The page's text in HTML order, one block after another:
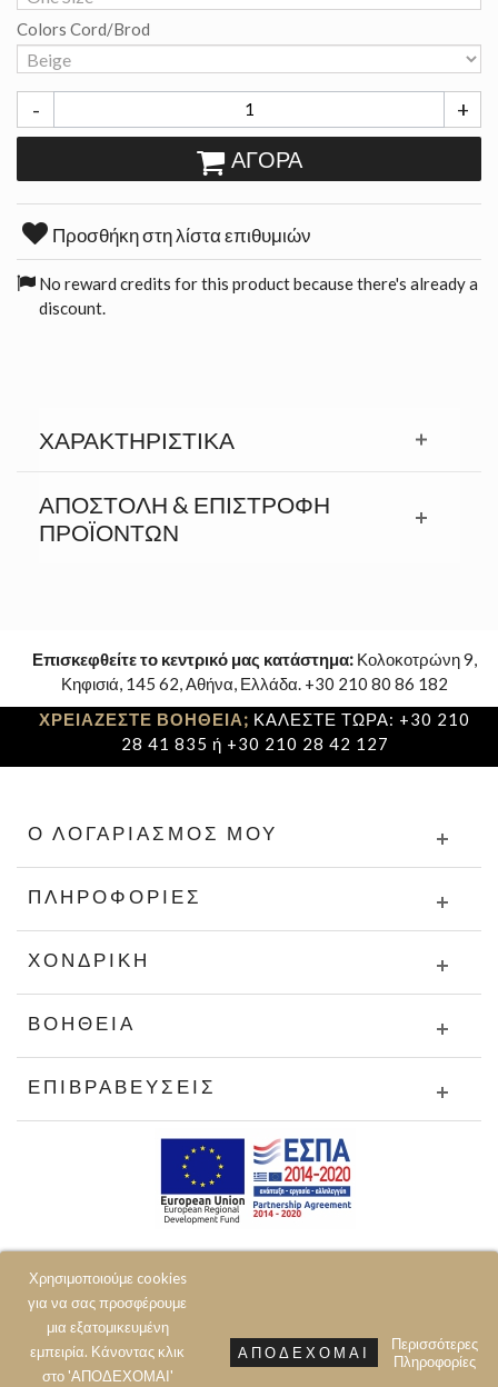
Χρησιμοποιούμε cookies
για να σας προσφέρουμε
μια εξατομικευμένη
εμπειρία. Κάνοντας κλικ
στο 'ΑΠΟΔΕΧΟΜΑΙ'
ΑΠΟΔΈΧΟΜΑΙ
Περισσότερες
Πληροφορίες
Colors Cord/Brod
- +
ΑΓΟΡΆ
Προσθήκη στη λίστα επιθυμιών
No reward credits for this product because there's already a
discount.
ΧΑΡΑΚΤΗΡΙΣΤΙΚΆ
ΑΠΟΣΤΟΛΉ & ΕΠΙΣΤΡΟΦΉ
ΠΡΟΪΟΝΤΩΝ
Επισκεφθείτε το κεντρικό μας κατάστημα: Κολοκοτρώνη 9,
Κηφισιά, 145 62, Αθήνα, Ελλάδα. +30 210 80 86 182
ΧΡΕΙΑΖΕΣΤΕ ΒΟΗΘΕΙΑ; ΚΑΛΕΣΤΕ ΤΩΡΑ: +30 210
28 41 835 ή +30 210 28 42 127
Ο ΛΟΓΑΡΙΑΣΜΌΣ ΜΟΥ
ΠΛΗΡΟΦΟΡΊΕΣ
ΧΟΝΔΡΙΚΉ
ΒΟΉΘΕΙΑ
ΕΠΙΒΡΑΒΕΎΣΕΙΣ
© 2020 JOIN CLOTHES SA. ALL RIGHTS RESERVED